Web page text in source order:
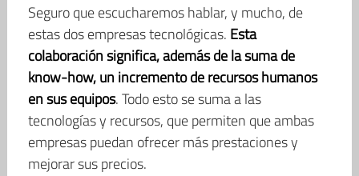
Seguro que escucharemos hablar, y mucho, de
estas dos empresas tecnológicas. Esta
colaboración significa, además de la suma de
know-how, un incremento de recursos humanos
en sus equipos. Todo esto se suma a las
tecnologías y recursos, que permiten que ambas
empresas puedan ofrecer más prestaciones y
mejorar sus precios.